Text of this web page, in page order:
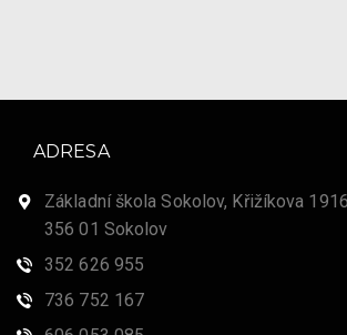
ADRESA
Základní škola Sokolov, Křižíkova
356 01 Sokolov
352 626 955
736 752 167